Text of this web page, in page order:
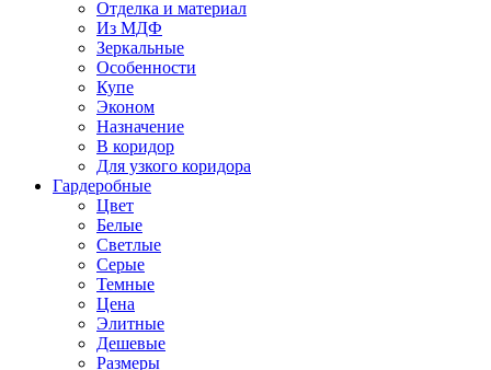
Отделка и материал
Из МДФ
Зеркальные
Особенности
Купе
Эконом
Назначение
В коридор
Для узкого коридора
Гардеробные
Цвет
Белые
Светлые
Серые
Темные
Цена
Элитные
Дешевые
Размеры